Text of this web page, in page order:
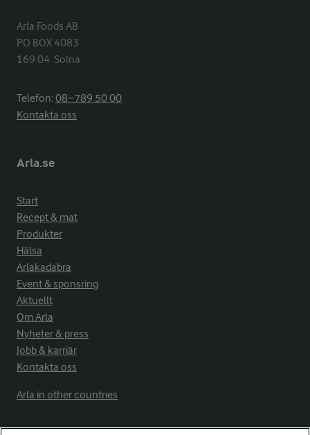
Arla Foods AB
PO BOX 4083
169 04  Solna
Telefon:08−789 50 00
Kontakta oss
Arla.se
Start
Recept & mat
Produkter
Hälsa
Arlakadabra
Event & sponsring
Aktuellt
Om Arla
Nyheter & press
Jobb & karriär
Kontakta oss
Arla in other countries